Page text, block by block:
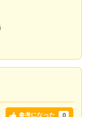
参考になった 0